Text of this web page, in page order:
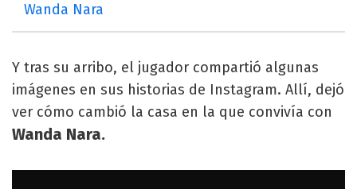
Wanda Nara
Y tras su arribo, el jugador compartió algunas
imágenes en sus historias de Instagram. Allí, dejó
ver cómo cambió la casa en la que convivía con
Wanda Nara.